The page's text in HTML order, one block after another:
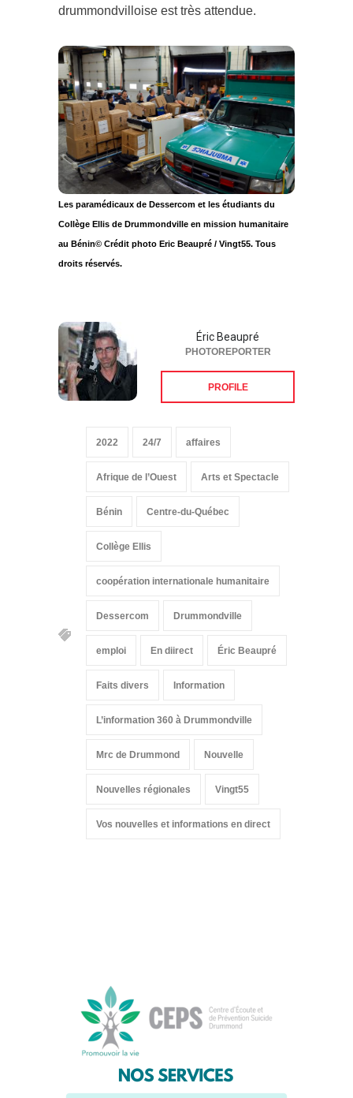
drummondvilloise est très attendue.
Les paramédicaux de Dessercom et les étudiants du
Collège Ellis de Drummondville en mission humanitaire
au Bénin© Crédit photo Eric Beaupré / Vingt55. Tous
droits réservés.
Éric Beaupré
PHOTOREPORTER
PROFILE
2022 24/7 affaires
Afrique de l’Ouest Arts et Spectacle
Bénin Centre-du-Québec
Collège Ellis
coopération internationale humanitaire
Dessercom Drummondville
emploi En diirect Éric Beaupré
Faits divers Information
L’information 360 à Drummondville
Mrc de Drummond Nouvelle
Nouvelles régionales Vingt55
Vos nouvelles et informations en direct